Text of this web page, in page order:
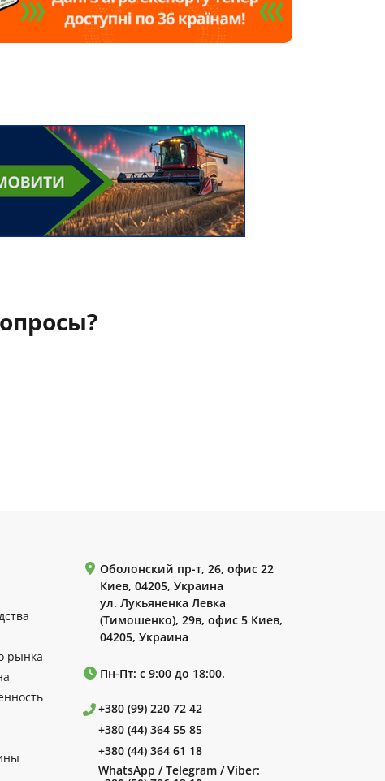
рынка
Оболонский пр-т, 26, офис 22
Киев, 04205, Украина
ул. Лукьяненка Левка
(Тимошенко), 29в, офис 5 Киев,
04205, Украина
Пн-Пт: с 9:00 до 18:00.
+380 (99) 220 72 42
+380 (44) 364 55 85
+380 (44) 364 61 18
WhatsApp / Telegram / Viber: